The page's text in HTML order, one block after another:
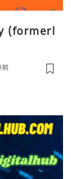
(formerl
前